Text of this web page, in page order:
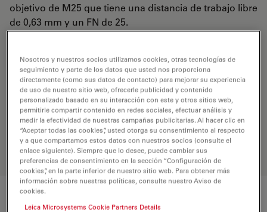
objetivo de M25 que tiene una distancia de trabajo libre
de 0,63 mm y un FN de 25.
REQUEST FOR QUOTE
Encuentre la solución ideal. Explore
nuestroBuscador de Objetivos,
compare alternativas y encuentre la
opción que mejor se adapte a sus
necesidades.
Características
Nosotros y nuestros socios utilizamos cookies, otras tecnologías de
seguimiento y parte de los datos que usted nos proporciona
directamente (como sus datos de contacto) para mejorar su experiencia
de uso de nuestro sitio web, ofrecerle publicidad y contenido
personalizado basado en su interacción con este y otros sitios web,
permitirle compartir contenido en redes sociales, efectuar análisis y
medir la efectividad de nuestras campañas publicitarias. Al hacer clic en
“Aceptar todas las cookies”, usted otorga su consentimiento al respecto
y a que compartamos estos datos con nuestros socios (consulte el
enlace siguiente). Siempre que lo desee, puede cambiar sus
preferencias de consentimiento en la sección “Configuración de
cookies”, en la parte inferior de nuestro sitio web. Para obtener más
información sobre nuestras políticas, consulte nuestro Aviso de
cookies.
Leica Microsystems Cookie Partners Details